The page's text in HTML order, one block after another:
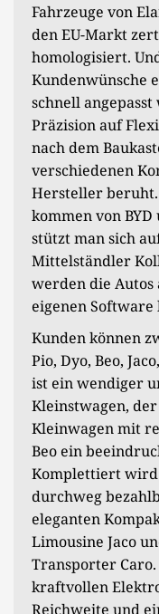
Fahrzeuge von
den EU-Markt
homologisiert.
Kundenwünsche
schnell
Präzision auf
nach dem
verschiedenen
Hersteller
kommen von
stützt man sich
Mittelständler
werden die
eigenen Software
Kunden können
Pio, Dyo, Beo,
ist ein wendiger
Kleinstwagen,
Kleinwagen mit
Beo ein
Komplettiert
durchweg
eleganten
Limousine Jaco
Transporter
kraftvollen
Reichweite und